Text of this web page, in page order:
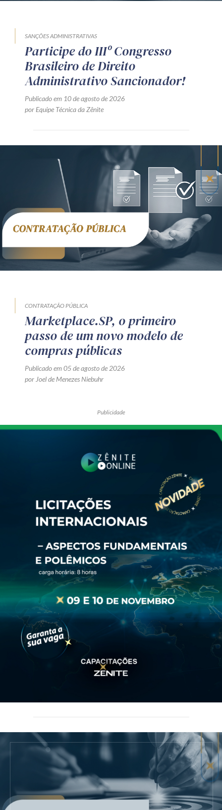
SANÇÕES ADMINISTRATIVAS
Participe do IIIº Congresso
Brasileiro de Direito
Administrativo Sancionador!
Publicado em 10 de agosto de 2026
por Equipe Técnica da Zênite
CONTRATAÇÃO PÚBLICA
Marketplace.SP, o primeiro
passo de um novo modelo de
compras públicas
Publicado em 05 de agosto de 2026
por Joel de Menezes Niebuhr
Publicidade